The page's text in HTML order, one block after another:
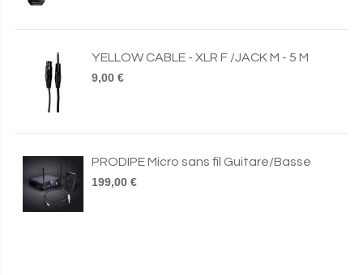
YELLOW CABLE - XLR F /JACK M - 5 M
9,00 €
PRODIPE Micro sans fil Guitare/Basse
199,00 €